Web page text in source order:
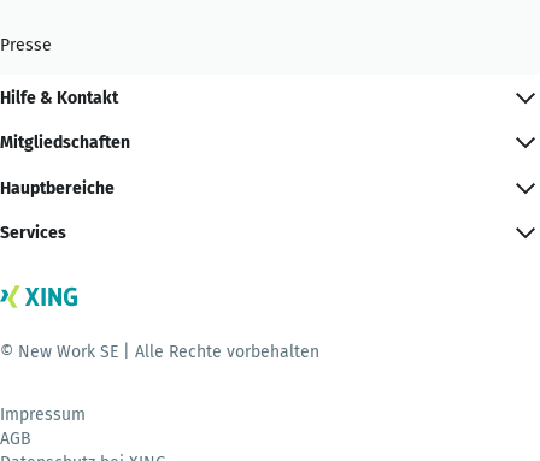
Presse
Hilfe & Kontakt
Mitgliedschaften
Hauptbereiche
Services
© New Work SE | Alle Rechte vorbehalten
Impressum
AGB